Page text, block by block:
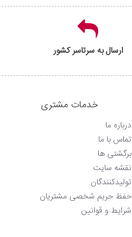
ارسال به سرتاسر کشور
خدمات مشتری
درباره ما
تماس با ما
برگشتی ها
نقشه سایت
تولیدکنندگان
حفظ حریم شخصی مشتریان
شرایط و قوانین